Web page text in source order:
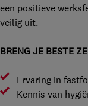
een positieve
veilig uit.
BRENG JE BESTE
Ervaring in
Kennis van